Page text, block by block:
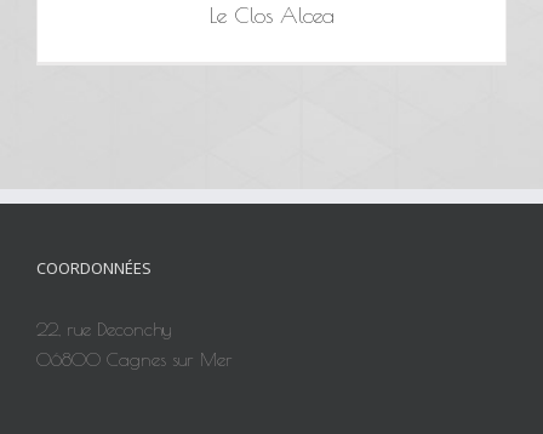
Le Clos Alcea
COORDONNÉES
22, rue Deconchy
06800 Cagnes sur Mer